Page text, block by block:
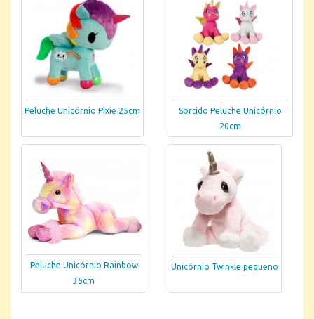
Peluche Unicórnio Pixie 25cm
Sortido Peluche Unicórnio
20cm
Peluche Unicórnio Rainbow
35cm
Unicórnio Twinkle pequeno